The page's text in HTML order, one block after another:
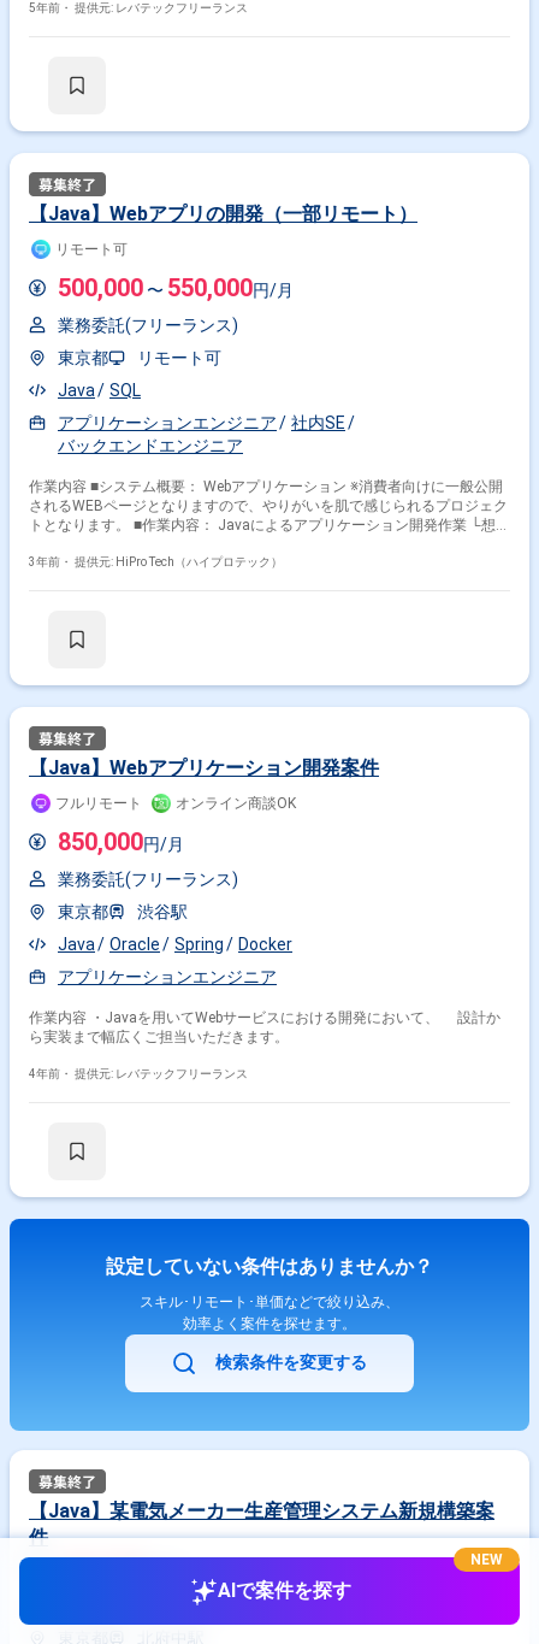
5年前・ 提供元: レバテックフリーランス
【Java】Webアプリの開発（一部リモート）
リモート可
500,000 〜 550,000円/月
業務委託(フリーランス)
東京都
リモート可
Java
SQL
アプリケーションエンジニア
社内SE
バックエンドエンジニア
作業内容 ■システム概要： Webアプリケーション ※消費者向けに一般公開
されるWEBページとなりますので、やりがいを肌で感じられるプロジェク
トとなります。 ■作業内容： Javaによるアプリケーション開発作業 └想定
ＦＷ ：TERASOLUNA 開発環境：Eclipse（Java）
3年前・ 提供元: HiPro Tech（ハイプロテック）
【Java】Webアプリケーション開発案件
フルリモート オンライン商談OK
850,000円/月
業務委託(フリーランス)
東京都
渋谷駅
Java
Oracle Spring
Docker
アプリケーションエンジニア
作業内容 ・Javaを用いてWebサービスにおける開発において、 設計か
ら実装まで幅広くご担当いただきます。
4年前・ 提供元: レバテックフリーランス
設定していない条件はありませんか？
スキル･リモート･単価などで絞り込み、
効率よく案件を探せます。
検索条件を変更する
【Java】某電気メーカー生産管理システム新規構築案
件
業務委託(フリーランス)
AIで案件を探す
NEW